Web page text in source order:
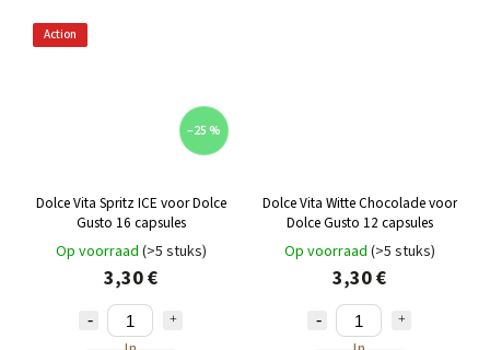
Action
–25 %
Dolce Vita Spritz ICE voor Dolce
Gusto 16 capsules
Op voorraad (>5 stuks)
3,30 €
Dolce Vita Witte Chocolade voor
Dolce Gusto 12 capsules
Op voorraad (>5 stuks)
3,30 €